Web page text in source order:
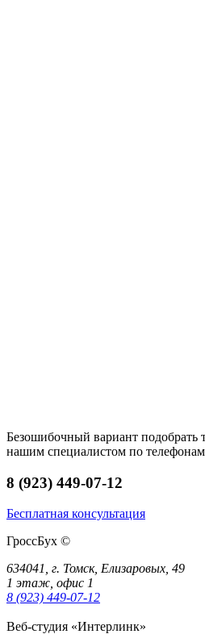
Безошибочный вариант подобрать
нашим специалистом по телефонам
8 (923) 449-07-12
Бесплатная консультация
ГроссБух ©
634041, г. Томск, Елизаровых, 49
1 этаж, офис 1
8 (923) 449-07-12
Веб-студия «Интерлинк»